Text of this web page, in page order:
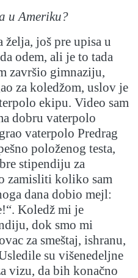
u Ameriku?
još pre upisa u
odem, ali je to tada
završio gimnaziju,
za koledžom, uslov je
ekipu. Video sam
dobru vaterpolo
vaterpolo Predrag
položenog testa,
stipendiju za
zamisliti koliko sam
dana dobio mejl:
Koledž mi je
dok smo mi
za smeštaj, ishranu,
su višenedeljne
vizu, da bih konačno